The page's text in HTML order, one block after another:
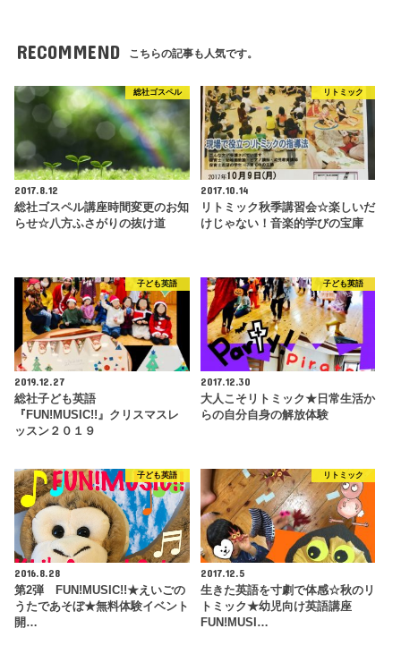
RECOMMEND こちらの記事も人気です。
総社ゴスペル
2017.8.12
総社ゴスペル講座時間変更のお知
らせ☆八方ふさがりの抜け道
リトミック
2017.10.14
リトミック秋季講習会☆楽しいだ
けじゃない！音楽的学びの宝庫
子ども英語
2019.12.27
総社子ども英語
『FUN!MUSIC!!』クリスマスレ
ッスン２０１９
子ども英語
2017.12.30
大人こそリトミック★日常生活か
らの自分自身の解放体験
子ども英語
2016.8.28
第2弾 FUN!MUSIC!!★えいごの
うたであそぼ★無料体験イベント
開…
リトミック
2017.12.5
生きた英語を寸劇で体感☆秋のリ
トミック★幼児向け英語講座
FUN!MUSI…